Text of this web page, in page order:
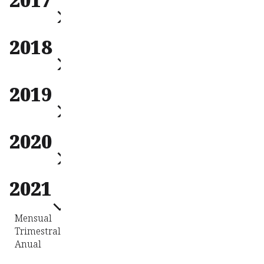
Anual
Trimestral
Anual
2018
Trimestral
Anual
2019
Trimestral
Anual
2020
Trimestral
Anual
2021
Mensual
Trimestral
Anual